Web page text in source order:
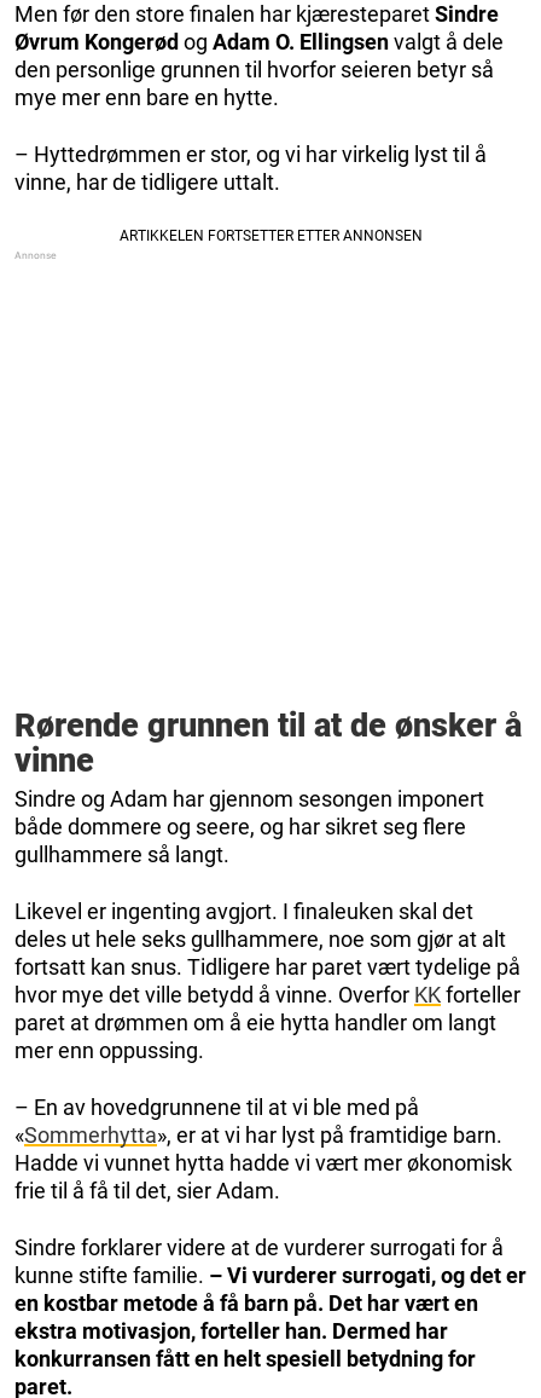
Men før den store finalen har kjæresteparetSindre
Øvrum Kongerød og Adam O. Ellingsenvalgt å dele
den personlige grunnen til hvorfor seieren betyr så
mye mer enn bare en hytte.
– Hyttedrømmen er stor, og vi har virkelig lyst til å
vinne, har de tidligere uttalt.
Rørende grunnen til at de ønsker å
vinne
Sindre og Adam har gjennom sesongen imponert
både dommere og seere, og har sikret seg flere
gullhammere så langt.
Likevel er ingenting avgjort. I finaleuken skal det
deles ut hele seks gullhammere, noe som gjør at alt
fortsatt kan snus. Tidligere har paret vært tydelige på
hvor mye det ville betydd å vinne. Overfor KKforteller
paret at drømmen om å eie hytta handler om langt
mer enn oppussing.
– En av hovedgrunnene til at vi ble med på
«Sommerhytta», er at vi har lyst på framtidige barn.
Hadde vi vunnet hytta hadde vi vært mer økonomisk
frie til å få til det, sier Adam.
Sindre forklarer videre at de vurderer surrogati for å
kunne stifte familie. – Vi vurderer surrogati, og det er
en kostbar metode å få barn på. Det har vært en
ekstra motivasjon, forteller han. Dermed har
konkurransen fått en helt spesiell betydning for
paret.